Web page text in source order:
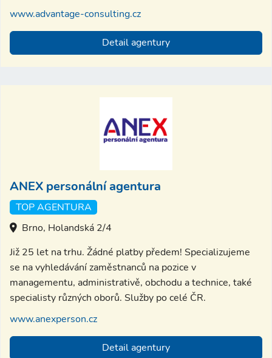
www.advantage-consulting.cz
Detail agentury
ANEX personální agentura
TOP AGENTURA
Brno, Holandská 2/4
Již 25 let na trhu. Žádné platby předem! Specializujeme
se na vyhledávání zaměstnanců na pozice v
managementu, administrativě, obchodu a technice, také
specialisty různých oborů. Služby po celé ČR.
www.anexperson.cz
Detail agentury